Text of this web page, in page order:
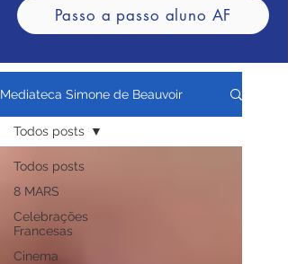
Passo a passo aluno AF
Mediateca Simone de Beauvoir
Todos posts
8 MARS
Celebrações
Francesas
Cinema
Todos posts